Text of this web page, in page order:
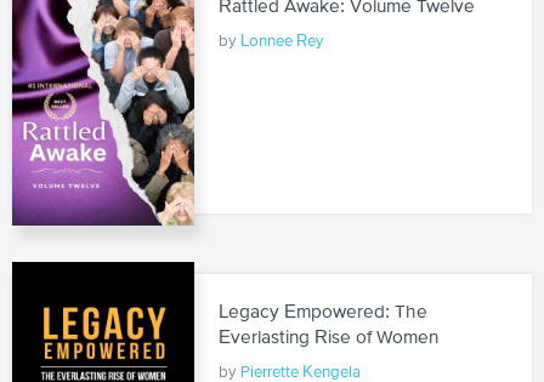
Rattled Awake: Volume Twelve
by Lonnee Rey
Legacy Empowered: The
Everlasting Rise of Women
by Pierrette Kengela